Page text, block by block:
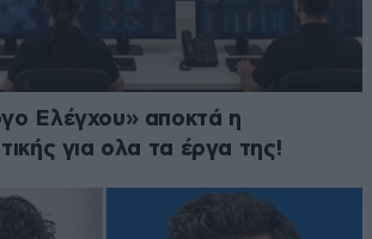
Ελέγχου» αποκτά η
για ολα τα έργα της!